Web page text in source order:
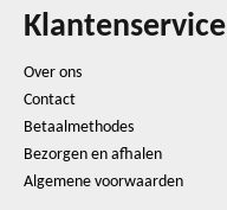
Klantenservice
Over ons
Contact
Betaalmethodes
Bezorgen en afhalen
Algemene voorwaarden